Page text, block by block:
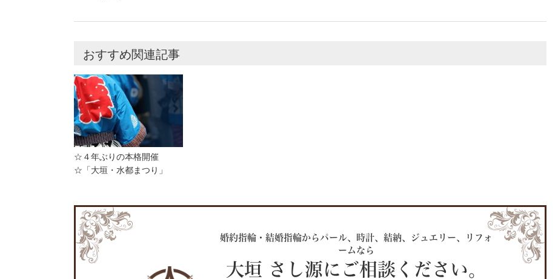
おすすめ関連記事
☆４年ぶりの本格開催
☆「大垣・水都まつり」
婚約指輪・結婚指輪からパール、時計、 結納、ジュエリー、リフォ
ームなら
大垣 さし源にご相談ください。